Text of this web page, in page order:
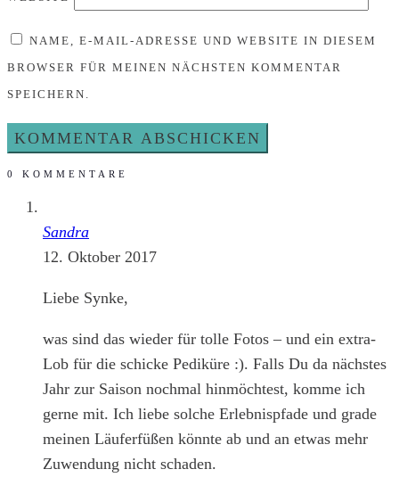
NAME, E-MAIL-ADRESSE UND WEBSITE IN DIESEM
BROWSER FÜR MEINEN NÄCHSTEN KOMMENTAR
SPEICHERN.
0 KOMMENTARE
Sandra
12. Oktober 2017
Liebe Synke,
was sind das wieder für tolle Fotos – und ein extra-
Lob für die schicke Pediküre :). Falls Du da nächstes
Jahr zur Saison nochmal hinmöchtest, komme ich
gerne mit. Ich liebe solche Erlebnispfade und grade
meinen Läuferfüßen könnte ab und an etwas mehr
Zuwendung nicht schaden.